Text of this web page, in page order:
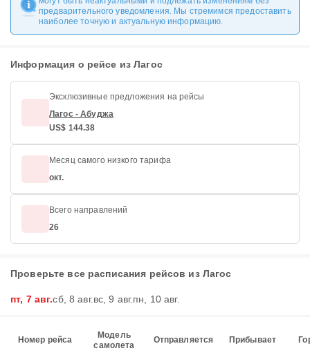
предварительного уведомления. Мы стремимся предоставить
наиболее точную и актуальную информацию.
Информация о рейсе из Лагос
Эксклюзивные предложения на рейсы
Лагос - Абуджа
US$ 144.38
Месяц самого низкого тарифа
окт.
Всего направлений
26
Проверьте все расписания рейсов из Лагос
пт, 7 авг.сб, 8 авг.вс, 9 авг.пн, 10 авг.
Номер рейса
Модель
самолета
Отправляется Прибывает